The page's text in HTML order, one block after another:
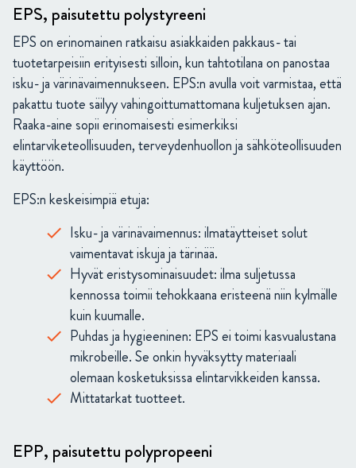
EPS, paisutettu polystyreeni
EPS on erinomainen ratkaisu asiakkaiden pakkaus- tai
tuotetarpeisiin erityisesti silloin, kun tahtotilana on panostaa
isku- ja värinävaimennukseen. EPS:n avulla voit varmistaa, että
pakattu tuote säilyy vahingoittumattomana kuljetuksen ajan.
Raaka-aine sopii erinomaisesti esimerkiksi
elintarviketeollisuuden, terveydenhuollon ja sähköteollisuuden
käyttöön.
EPS:n keskeisimpiä etuja:
Isku- ja värinävaimennus: ilmatäytteiset solut
vaimentavat iskuja ja tärinää.
Hyvät eristysominaisuudet: ilma suljetussa
kennossa toimii tehokkaana eristeenä niin kylmälle
kuin kuumalle.
Puhdas ja hygieeninen: EPS ei toimi kasvualustana
mikrobeille. Se onkin hyväksytty materiaali
olemaan kosketuksissa elintarvikkeiden kanssa.
Mittatarkat tuotteet.
EPP, paisutettu polypropeeni